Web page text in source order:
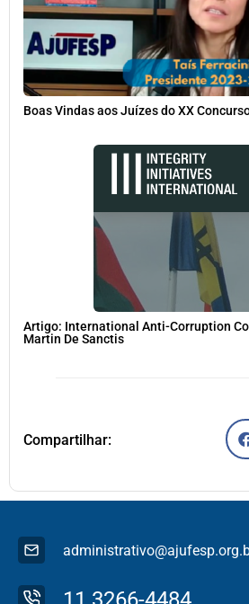
Boas Vindas aos Juízes do XX
Artigo: International Anti-Corruption
Martin De Sanctis
Compartilhar: